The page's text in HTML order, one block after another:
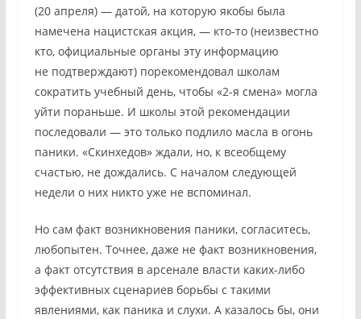
(20 апреля) — датой, на которую якобы была
намечена нацистская акция, — кто-то (неизвестно
кто, официальные органы эту информацию
не подтверждают) порекомендовал школам
сократить учебный день, чтобы «2-я смена» могла
уйти пораньше. И школы этой рекомендации
последовали — это только подлило масла в огонь
паники. «Скинхедов» ждали, но, к всеобщему
счастью, не дождались. С началом следующей
недели о них никто уже не вспоминал.
Но сам факт возникновения паники, согласитесь,
любопытен. Точнее, даже не факт возникновения,
а факт отсутствия в арсенале власти каких-либо
эффективных сценариев борьбы с такими
явлениями, как паника и слухи. А казалось бы, они